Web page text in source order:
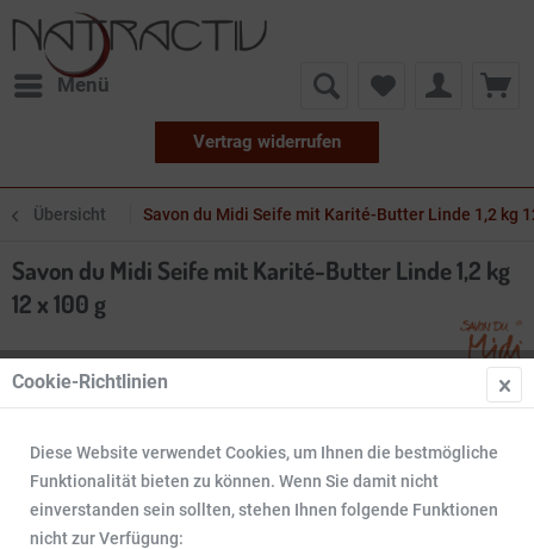
Menü
Vertrag widerrufen
Übersicht Savon du Midi Seife mit Karité-Butter Linde 1,2 kg
Savon du Midi Seife mit Karité-Butter Linde 1,2 kg
12 x 100 g
Cookie-Richtlinien
Diese Website verwendet Cookies, um Ihnen die bestmögliche
Funktionalität bieten zu können. Wenn Sie damit nicht
einverstanden sein sollten, stehen Ihnen folgende Funktionen
nicht zur Verfügung: